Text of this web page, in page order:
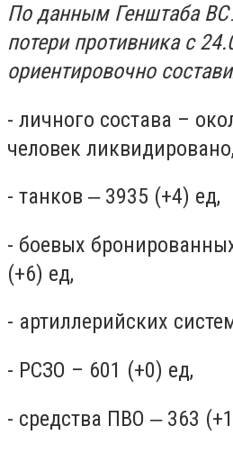
По данным Генштаба
потери противника с
ориентировочно
- личного состава –
человек ликвидировано,
- танков ‒ 3935 (+4) ед,
- боевых
(+6) ед,
- артиллерийских
- РСЗО – 601 (+0) ед,
- средства ПВО ‒ 363